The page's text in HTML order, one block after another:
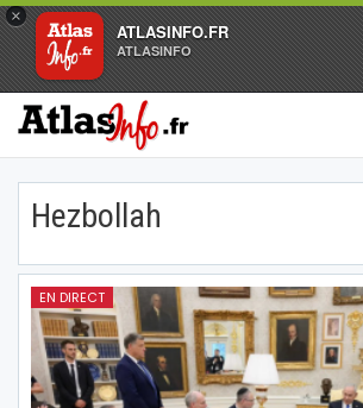
×
ATLASINFO.FR
ATLASINFO
Hezbollah
EN DIRECT